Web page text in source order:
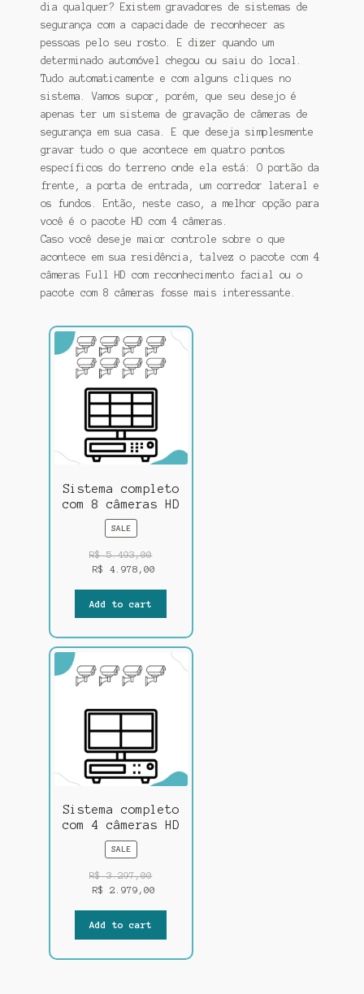
dia qualquer? Existem gravadores de sistemas de
segurança com a capacidade de reconhecer as
pessoas pelo seu rosto. E dizer quando um
determinado automóvel chegou ou saiu do local.
Tudo automaticamente e com alguns cliques no
sistema. Vamos supor, porém, que seu desejo é
apenas ter um sistema de gravação de câmeras de
segurança em sua casa. E que deseja simplesmente
gravar tudo o que acontece em quatro pontos
específicos do terreno onde ela está: O portão da
frente, a porta de entrada, um corredor lateral e
os fundos. Então, neste caso, a melhor opção para
você é o pacote HD com 4 câmeras.
Caso você deseje maior controle sobre o que
acontece em sua residência, talvez o pacote com 4
câmeras Full HD com reconhecimento facial ou o
pacote com 8 câmeras fosse mais interessante.
Sistema completo
com 8 câmeras HD
SALEP
R
O
D
C
T
O
L
E
R$5.493,00
R$
4.978,00
Add to cart
Sistema completo
com 4 câmeras HD
SALEP
R
O
D
C
T
O
R$3.297,00
R$
2.979,00
Add to cart